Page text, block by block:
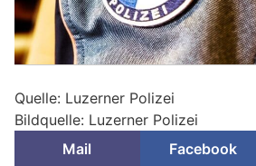
Quelle: Luzerner Polizei
Bildquelle: Luzerner Polizei
Mail
Facebook